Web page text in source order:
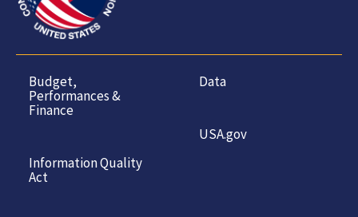
Budget,
Performances &
Finance
Information Quality
Act
Data
USA.gov